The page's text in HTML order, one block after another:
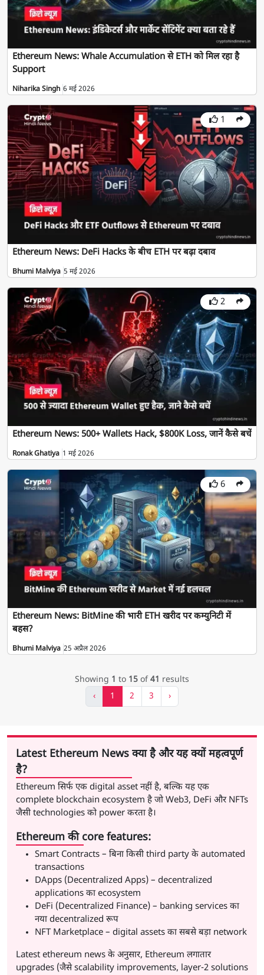
Ethereum News: Whale Accumulation से ETH को मिल रहा है
Support
Niharika Singh 6 मई 2026
1
Ethereum News: DeFi Hacks के बीच ETH पर बढ़ा दबाव
Bhumi Malviya 5 मई 2026
2
Ethereum News: 500+ Wallets Hack, $800K Loss, जानें कैसे बचें
Ronak Ghatiya 1 मई 2026
6
Ethereum News: BitMine की भारी ETH खरीद पर कम्युनिटी में
बहस?
Bhumi Malviya 25 अप्रैल 2026
Showing 1 to 15 of41 results
‹
1 2 3 ›
Latest Ethereum News क्या है और यह क्यों महत्वपूर्ण
है?
Ethereum सिर्फ एक digital asset नहीं है, बल्कि यह एक
complete blockchain ecosystem है जो Web3, DeFi और NFTs
जैसी technologies को power करता है।
Ethereum की core features:
Smart Contracts – बिना किसी third party के automated
transactions
DApps (Decentralized Apps) – decentralized
applications का ecosystem
DeFi (Decentralized Finance) – banking services का
नया decentralized रूप
NFT Marketplace – digital assets का सबसे बड़ा network
Latest ethereum news के अनुसार, Ethereum लगातार
upgrades (जैसे scalability improvements, layer-2 solutions